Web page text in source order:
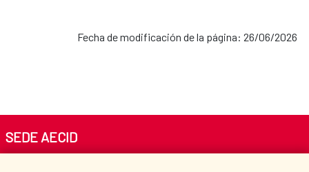
Fecha de modificación de la página: 26/06/2026
SEDE AECID